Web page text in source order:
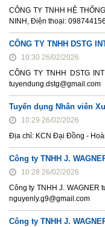
CÔNG TY TNHH HỆ
NINH, Điện thoại:
CÔNG TY TNHH DSTG
10:30 26/02/2026
CÔNG TY TNHH DSTG
tuyendung.dstg@gmail.com
Tuyển dụng Nhân viên
10:29 26/02/2026
Địa chỉ: KCN Đại Đồng -
Công ty TNHH J.
10:28 26/02/2026
Công ty TNHH J.
nguyenly.g9@gmail.com
Công ty TNHH J.